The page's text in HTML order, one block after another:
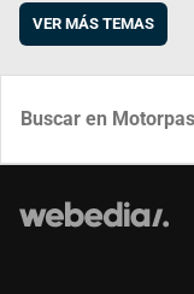
VER MÁS TEMAS